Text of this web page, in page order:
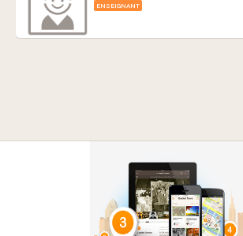
ENSEIGNANT